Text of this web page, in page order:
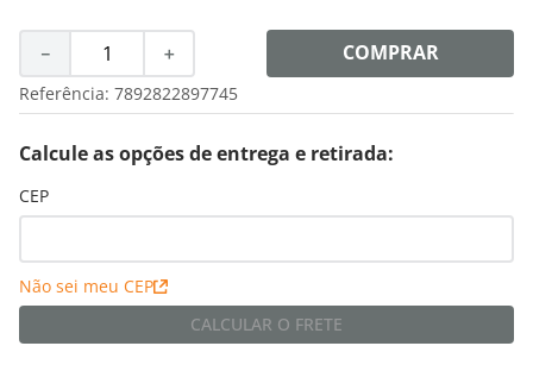
＋
－ COMPRAR
Referência: 7892822897745
Calcule as opções de entrega e retirada:
CEP
Não sei meu CEP
CALCULAR O FRETE